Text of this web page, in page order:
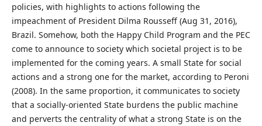
policies, with highlights to actions following the
impeachment of President Dilma Rousseff (Aug 31, 2016),
Brazil. Somehow, both the Happy Child Program and the PEC
come to announce to society which societal project is to be
implemented for the coming years. A small State for social
actions and a strong one for the market, according to Peroni
(2008). In the same proportion, it communicates to society
that a socially-oriented State burdens the public machine
and perverts the centrality of what a strong State is on the